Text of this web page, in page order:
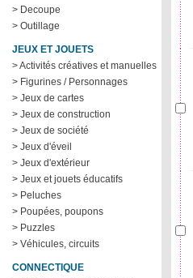
> Decoupe
> Outillage
JEUX ET JOUETS
> Activités créatives et manuelles
> Figurines / Personnages
> Jeux de cartes
> Jeux de construction
> Jeux de société
> Jeux d'éveil
> Jeux d'extérieur
> Jeux et jouets éducatifs
> Peluches
> Poupées, poupons
> Puzzles
> Véhicules, circuits
CONNECTIQUE